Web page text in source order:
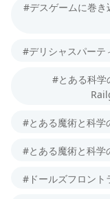
#デスゲームに巻き
#デリシャスパー
#とある科
#とある魔術と科学
#とある魔術と科学
#ドールズフロント